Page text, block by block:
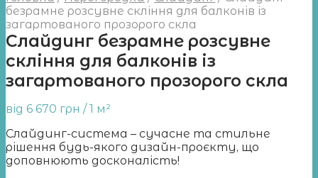
безрамне розсувне скління для балконів із
загартованого прозорого скла
Слайдинг безрамне розсувне
скління для балконів із
загартованого прозорого скла
від 6 670 грн / 1 м²
Слайдинг-система – сучасне та стильне
рішення будь-якого дизайн-проєкту, що
доповнюють досконалість!